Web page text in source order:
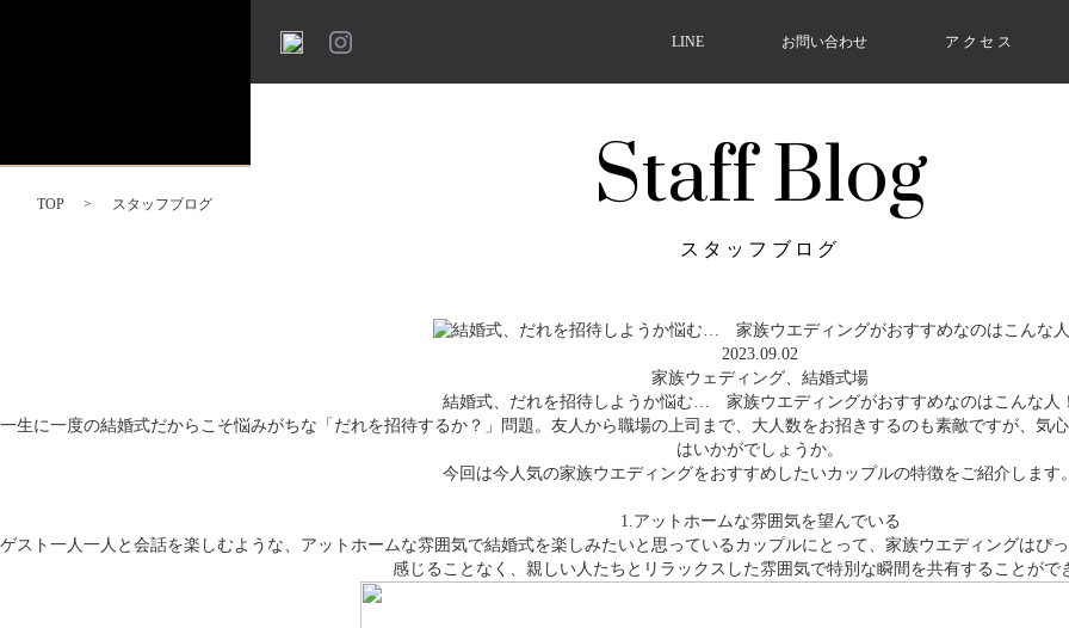
LINE お問い合わせ アクセス
Staff Blog
スタッフブログ
TOP スタッフブログ
2023.09.02
家族ウェディング、 結婚式場
結婚式、だれを招待しようか悩む… 家族ウエディングがおすすめなのはこんな人
一生に一度の結婚式だからこそ悩みがちな「だれを招待するか？」問題。友人から職場の上司まで、大人数をお招きするのも素敵ですが、気
はいかがでしょうか。
今回は今人気の家族ウエディングをおすすめしたいカップルの特徴をご紹介します
1.アットホームな雰囲気を望んでいる
ゲスト一人一人と会話を楽しむような、アットホームな雰囲気で結婚式を楽しみたいと思っているカップルにとって、家族ウエディングはぴ
感じることなく、親しい人たちとリラックスした雰囲気で特別な瞬間を共有することがで